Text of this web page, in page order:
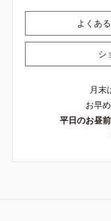
よくあ
シ
月末
お早
平日のお昼